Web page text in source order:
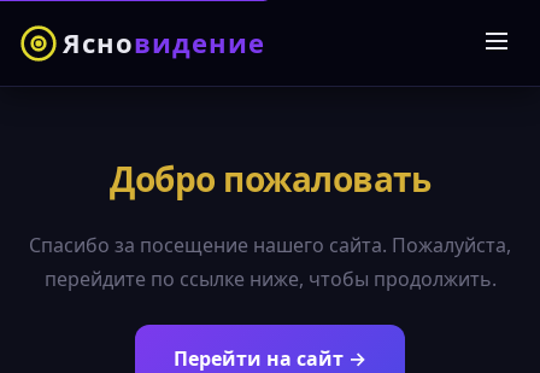
Ясновидение
Добро пожаловать
Спасибо за посещение нашего сайта. Пожалуйста,
перейдите по ссылке ниже, чтобы продолжить.
Перейти на сайт →